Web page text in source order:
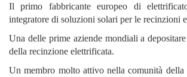
Il primo fabbricante europeo di
integratore di soluzioni solari per le recinzioni
Una delle prime aziende mondiali a
della recinzione elettrificata.
Un membro molto attivo nella comunità della